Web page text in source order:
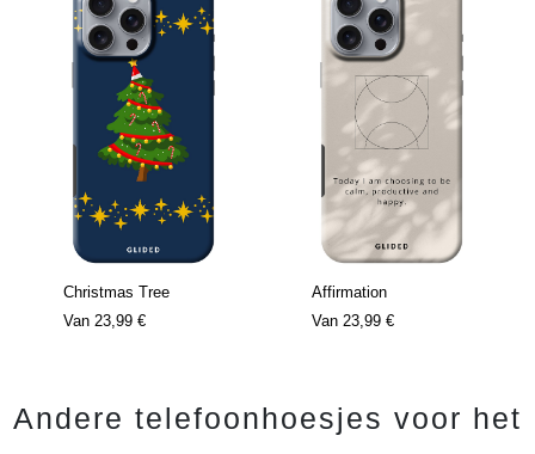
Christmas Tree
Van 23,99 €
Affirmation
Van 23,99 €
Andere telefoonhoesjes voor het